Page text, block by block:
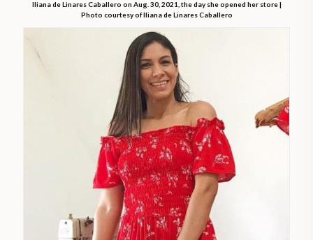
Iliana de Linares Caballero on Aug. 30, 2021, the day she opened her store |
Photo courtesy of Iliana de Linares Caballero